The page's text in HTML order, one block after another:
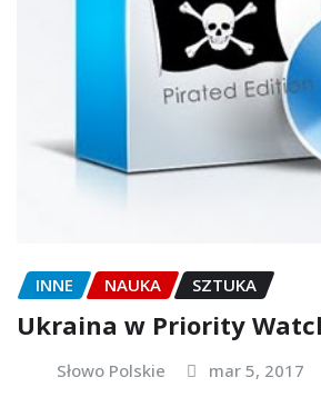
INNE NAUKA SZTUKA
Ukraina w Priority
Słowo Polskie mar 5, 2017